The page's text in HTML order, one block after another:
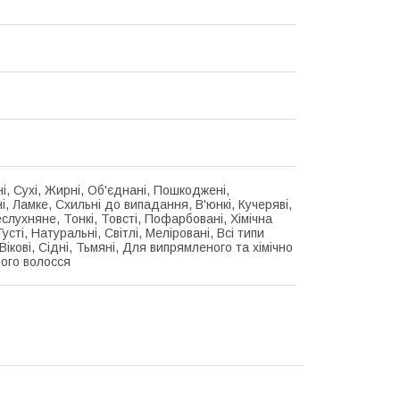
Сухі, Жирні, Об'єднані, Пошкоджені,
Ламке, Схильні до випадання, В'юнкі, Кучеряві,
Тонкі, Товсті, Пофарбовані, Хімічна
Натуральні, Світлі, Меліровані, Всі типи
Сідні, Тьмяні, Для випрямленого та хімічно
волосся